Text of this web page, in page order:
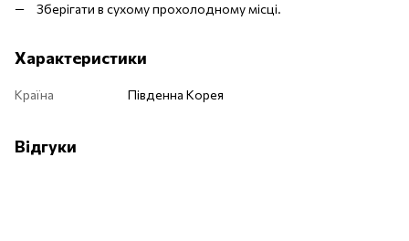
Зберігати в сухому прохолодному місці.
Характеристики
Країна Південна Корея
Відгуки